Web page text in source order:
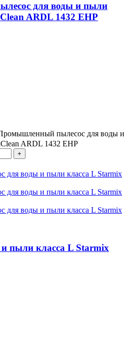
для воды и пыли
ARDL 1432 EHP
пылесос для воды и
ARDL 1432 EHP
пыли класса L Starmix